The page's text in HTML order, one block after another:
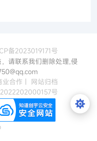
备2023019171号
请联系我们删除处理,侵
业合作 | 网站归档
号